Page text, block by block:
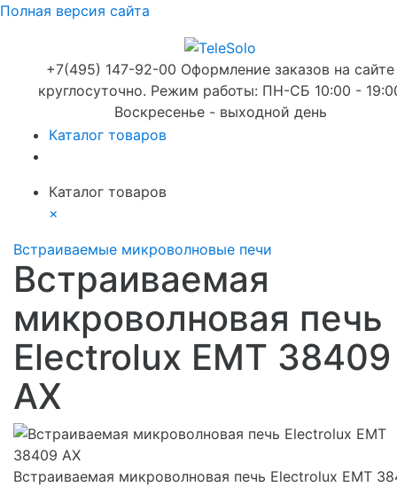
Полная версия сайта
+7(495) 147-92-00 Оформление заказов на сайте
круглосуточно. Режим работы: ПН-СБ 10:00 -
Воскресенье - выходной день
Каталог товаров
Каталог товаров
×
Встраиваемые микроволновые печи
Встраиваемая
микроволновая печь
Electrolux EMT 38409
AX
Встраиваемая микроволновая печь Electrolux EMT